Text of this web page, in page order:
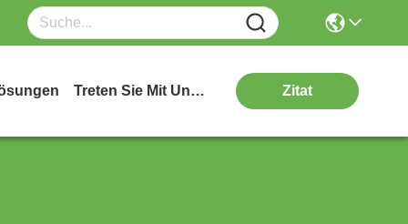
Treten Sie Mit Uns In Verbindung Zitat